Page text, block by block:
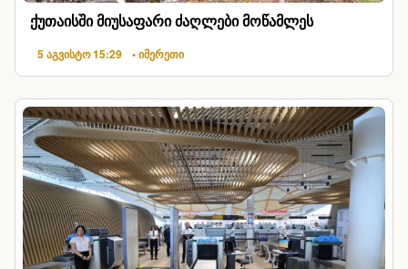
ქუთაისში მიუსაფარი ძაღლები მოწამლეს
5 აგვისტო 15:29 • იმერეთი